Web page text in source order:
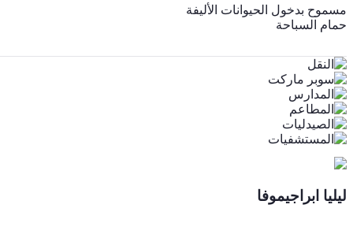
مسموح بدخول الحيوانات الأليفة
حمام السباحة
ليليا ابراجيموفا